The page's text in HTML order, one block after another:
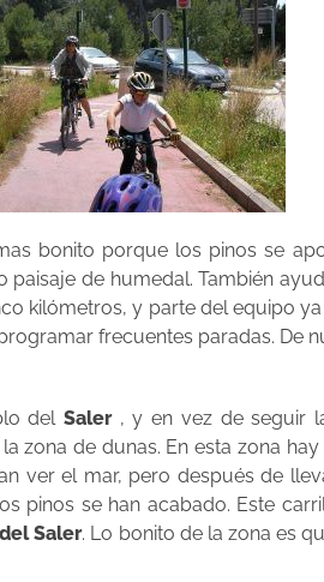
bonito porque los pinos se
de humedal. También
kilómetros, y parte del equipo
frecuentes paradas. De
del Saler, y en vez de seguir
zona de dunas. En esta zona
ver el mar, pero después de
pinos se han acabado. Este
Saler. Lo bonito de la zona es